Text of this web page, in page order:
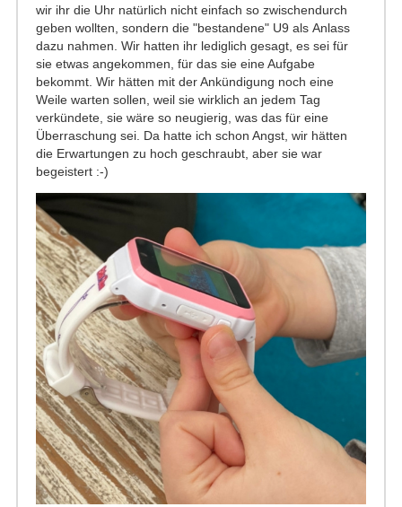
wir ihr die Uhr natürlich nicht einfach so zwischendurch
geben wollten, sondern die "bestandene" U9 als Anlass
dazu nahmen. Wir hatten ihr lediglich gesagt, es sei für
sie etwas angekommen, für das sie eine Aufgabe
bekommt. Wir hätten mit der Ankündigung noch eine
Weile warten sollen, weil sie wirklich an jedem Tag
verkündete, sie wäre so neugierig, was das für eine
Überraschung sei. Da hatte ich schon Angst, wir hätten
die Erwartungen zu hoch geschraubt, aber sie war
begeistert :-)